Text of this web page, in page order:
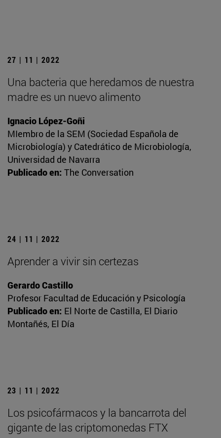
27 | 11 | 2022
Una bacteria que heredamos de nuestra
madre es un nuevo alimento
Ignacio López-Goñi
MIembro de la SEM (Sociedad Española de
Microbiología) y Catedrático de Microbiología,
Universidad de Navarra
Publicado en: The Conversation
24 | 11 | 2022
Aprender a vivir sin certezas
Gerardo Castillo
Profesor Facultad de Educación y Psicología
Publicado en: El Norte de Castilla, El Diario
Montañés, El Día
23 | 11 | 2022
Los psicofármacos y la bancarrota del
gigante de las criptomonedas FTX